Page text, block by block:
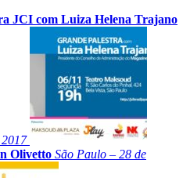
JCI com Luiza Helena Trajano
Olivetto São Paulo – 28 de